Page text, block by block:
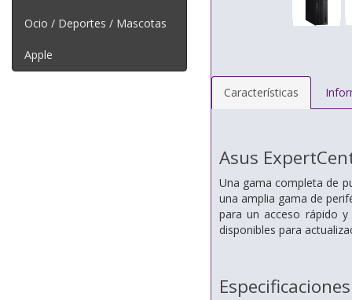
Ocio / Deportes / Mascotas
Apple
Características
Asus
Una gama completa de
una amplia gama de
para un acceso rápido
disponibles para
Especificaciones